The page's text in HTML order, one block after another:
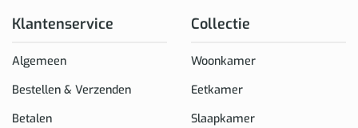
Klantenservice
Algemeen
Bestellen & Verzenden
Betalen
Collectie
Woonkamer
Eetkamer
Slaapkamer